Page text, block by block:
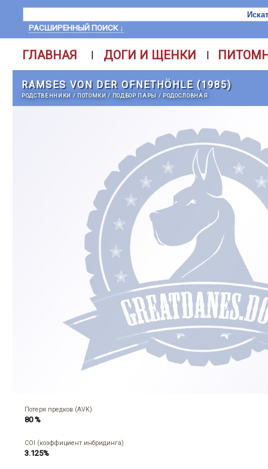
РАСШИРЕННЫЙ ПОИСК ↓
ГЛАВНАЯ | ДОГИ И ЩЕНКИ |
RAMSES VON DER OFNETHÖHLE (1985)
РОДСТВЕННИКИ / ПОТОМКИ/ ПОДБОР ПАРЫ / РОДОСЛОВНАЯ
Потеря предков (AVK)
80 %
COI (коэффициент инбридинга)
3.125%